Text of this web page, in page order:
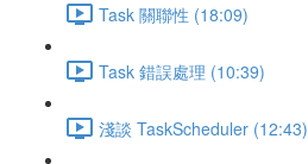
Task 關聯性 (18:09)
Task 錯誤處理 (10:39)
淺談 TaskScheduler (12:43)